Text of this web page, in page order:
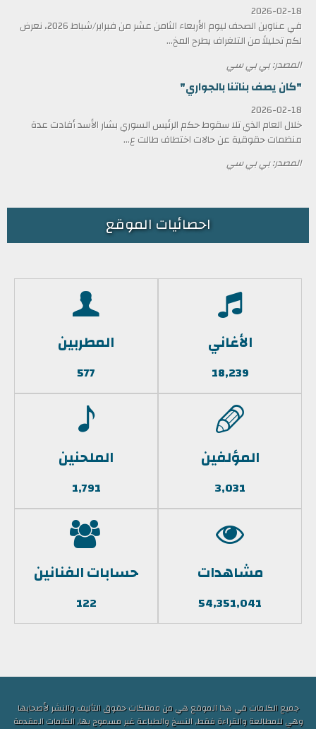
2026-02-18
في عناوين الصحف ليوم الأربعاء الثامن عشر من فبراير/شباط 2026، نعرض
لكم تحليلاً من التلغراف يطرح المخ...
المصدر: بي بي سي
"كان يصف بناتنا بالجواري"
2026-02-18
خلال العام الذي تلا سقوط حكم الرئيس السوري بشار الأسد أفادت عدة
منظمات حقوقية عن حالات اختطاف طالت ع...
المصدر: بي بي سي
احصائيات الموقع
الأغاني
18,239
المطربين
577
المؤلفين
3,031
الملحنين
1,791
مشاهدات
54,351,041
حسابات الفنانين
122
جميع الكلمات في هذا الموقع هي من ممتلكات حقوق التأليف والنشر لأصحابها
وهي للمطالعة والقراءة فقط, النسخ والطباعة غير مسموح بها, الكلمات المقدمة